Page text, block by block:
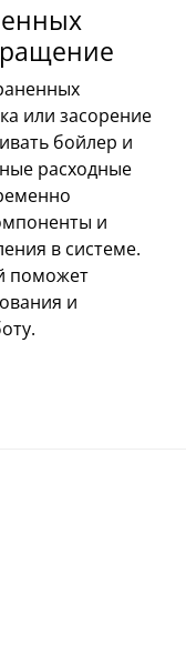
или засорение
бойлер и
расходные
и
в системе.
поможет
и